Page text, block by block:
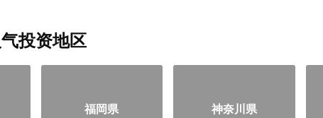
投资地区
福岡県 神奈川県